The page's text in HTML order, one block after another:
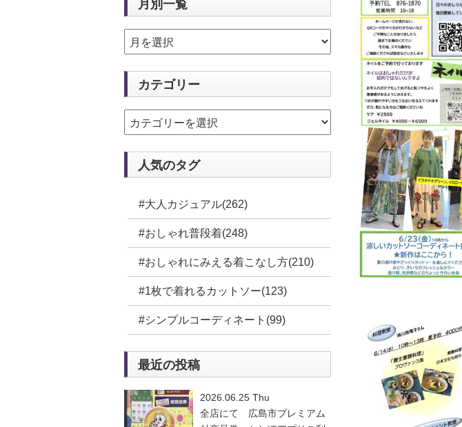
月別一覧
カテゴリー
人気のタグ
#大人カジュアル(262)
#おしゃれ普段着(248)
#おしゃれにみえる着こなし方(210)
#1枚で着れるカットソー(123)
#シンプルコーディネート(99)
最近の投稿
2026.06.25 Thu
全店にて 広島市プレミアム